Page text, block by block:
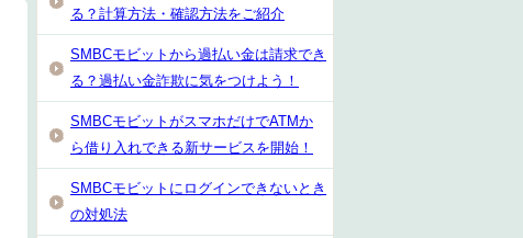
る？計算方法・確認方法をご紹介
SMBCモビットから過払い金は請求でき
る？過払い金詐欺に気をつけよう！
SMBCモビットがスマホだけでATMか
ら借り入れできる新サービスを開始！
SMBCモビットにログインできないとき
の対処法